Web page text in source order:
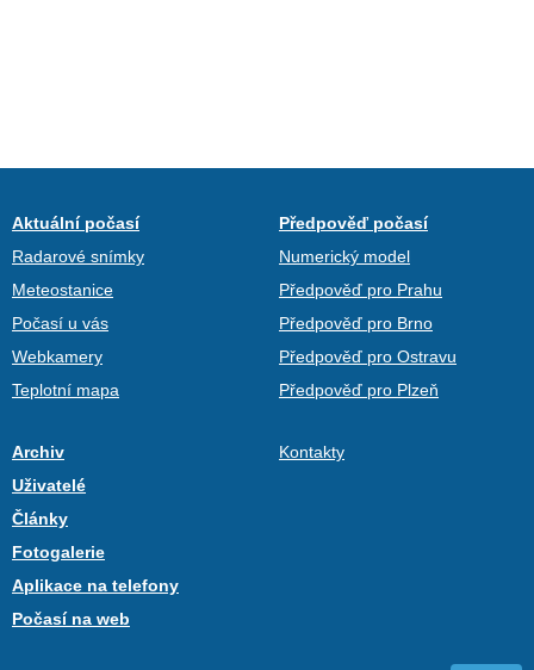
Aktuální počasí
Radarové snímky
Meteostanice
Počasí u vás
Webkamery
Teplotní mapa
Předpověď počasí
Numerický model
Předpověď pro Prahu
Předpověď pro Brno
Předpověď pro Ostravu
Předpověď pro Plzeň
Archiv
Uživatelé
Články
Fotogalerie
Aplikace na telefony
Počasí na web
Kontakty